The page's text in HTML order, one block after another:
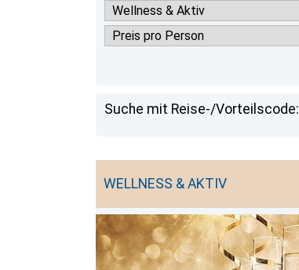
Suche mit Reise-/Vorteilscode:
WELLNESS & AKTIV